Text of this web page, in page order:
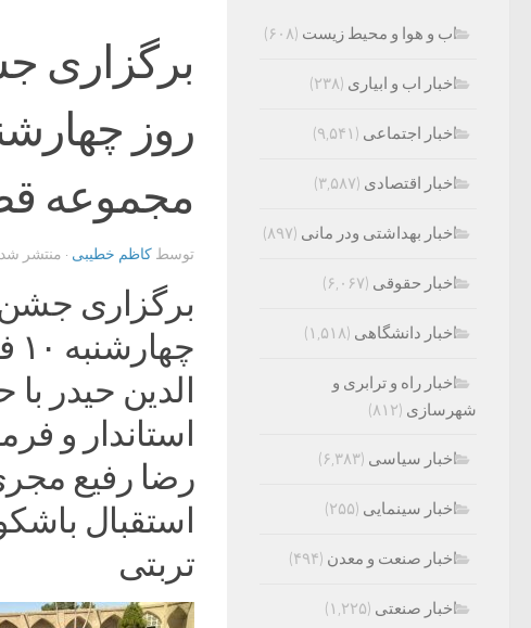
برگزاری
مجموعه
توسط کاظم خطیبی · منتشر
برگزاری جشن
الدین حیدر
استاندار و
رضا رفیع
استقبال
تربتی
اب و هوا و محیط زیست (۶۰۸)
اخبار اب و ابیاری (۲۳۸)
اخبار اجتماعی (۹,۵۴۱)
اخبار اقتصادی (۳,۵۸۷)
اخبار بهداشتی ودر مانی (۸۹۷)
اخبار حقوقی (۶,۰۶۷)
اخبار دانشگاهی (۱,۵۱۸)
اخبار راه و ترابری و
شهرسازی (۸۱۲)
اخبار سیاسی (۶,۳۸۳)
اخبار سینمایی (۲۵۵)
اخبار صنعت و معدن (۴۹۴)
اخبار صنعتی (۱,۲۲۵)